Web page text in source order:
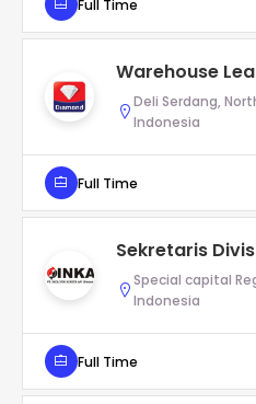
Full Time
Warehouse
Deli Serdang,
Indonesia
Full Time
Sekretaris
Special capital
Indonesia
Full Time